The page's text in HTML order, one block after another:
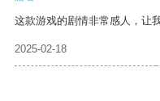
这款游戏的剧情非常感人，让
2025-02-18